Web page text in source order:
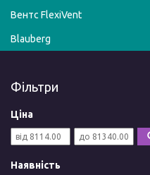
Вентс FlexiVent
Blauberg
Фільтри
Ціна
Наявність